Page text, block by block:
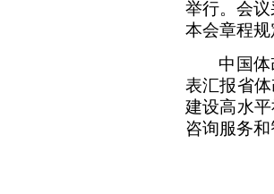
举行。 会
本会章程规
中国
表汇报省
建设高水
咨询服务